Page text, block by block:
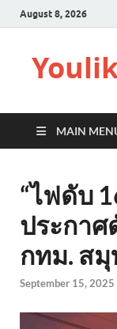
August 8, 2026
MAIN
“ไฟดับ
ประกาศ
กทม. สมุ
September 15, 2025